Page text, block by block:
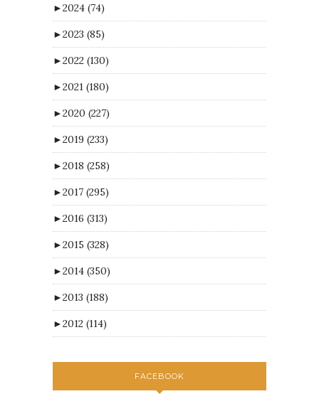
►2024 (74)
►2023 (85)
►2022 (130)
►2021 (180)
►2020 (227)
►2019 (233)
►2018 (258)
►2017 (295)
►2016 (313)
►2015 (328)
►2014 (350)
►2013 (188)
►2012 (114)
FACEBOOK